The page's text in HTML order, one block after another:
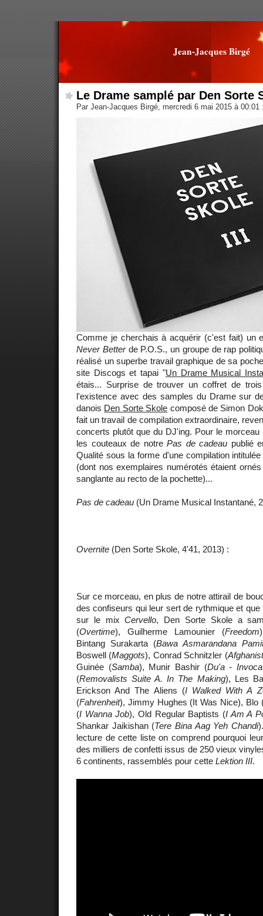
Jean-Jacques Birgé
Le Drame samplé par Den Sorte
Par Jean-Jacques Birgé, mercredi 6 mai 2015 à 00:01
Comme je cherchais à acquérir (c'est fait) un
Never Betterde P.O.S., un groupe de rap
réalisé un superbe travail graphique de sa
site Discogs et tapai "Un Drame Musical
étais... Surprise de trouver un coffret de
l'existence avec des samples du Drame sur
danois Den Sorte Skole composé de Simon
fait un travail de compilation extraordinaire,
concerts plutôt que du DJ'ing. Pour le morceau
les couteaux de notrePas de cadeau publié
Qualité sous la forme d'une compilation
(dont nos exemplaires numérotés étaient
sanglante au recto de la pochette)...
Pas de cadeau (Un Drame Musical Instantané,
Overnite (Den Sorte Skole, 4'41, 2013) :
Sur ce morceau, en plus de notre attirail de
des confiseurs qui leur sert de rythmique et
sur le mixCervello, Den Sorte Skole a
(Overtime), Guilherme Lamounier (Freedom
Bintang Surakarta (Bawa Asmarandana
Boswell (Maggots), Conrad Schnitzler (
Guinée (Samba), Munir Bashir (Du'a -
(Removalists Suite A. In The Making), Les
Erickson And The Aliens (I Walked With A
(Fahrenheit), Jimmy Hughes (It Was Nice), Blo
(I Wanna Job), Old Regular Baptists (I Am A
Shankar Jaikishan (Tere Bina Aag Yeh Chandi
lecture de cette liste on comprend pourquoi
des milliers de confetti issus de 250 vieux
6 continents, rassemblés pour cette Lektion III.